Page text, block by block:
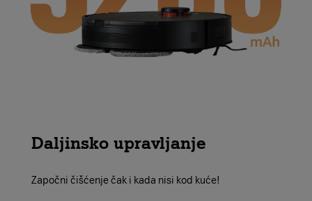
Daljinsko upravljanje
Započni čišćenje čak i kada nisi kod kuće!